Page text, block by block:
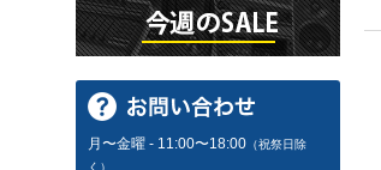
月〜金曜 - 11:00〜18:00 （祝祭日除
く）